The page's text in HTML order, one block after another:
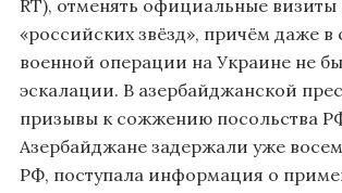
RT), отменять официальные
«российских звёзд», причём даже в
военной операции на Украине не
эскалации. В азербайджанской
призывы к сожжению посольства
Азербайджане задержали уже
РФ, поступала информация о